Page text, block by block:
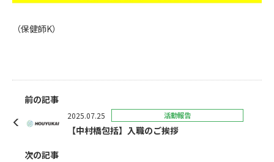
（保健師K）
前の記事
2025.07.25 活動報告
【中村橋包括】入職のご挨拶
次の記事